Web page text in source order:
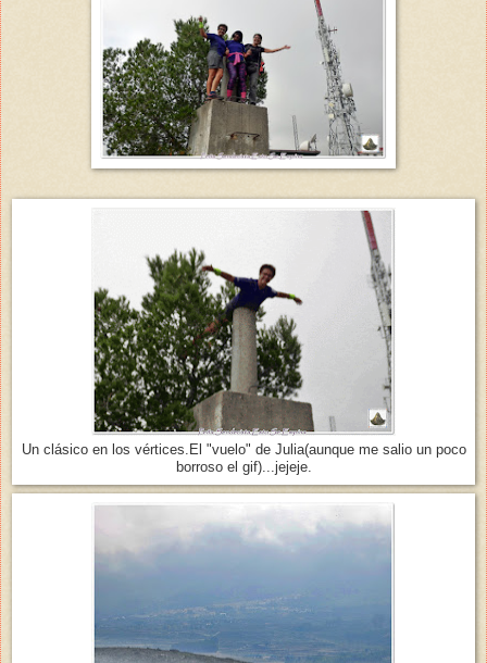
Un clásico en los vértices.El "vuelo" de Julia(aunque me salio un poco
borroso el gif)...jejeje.